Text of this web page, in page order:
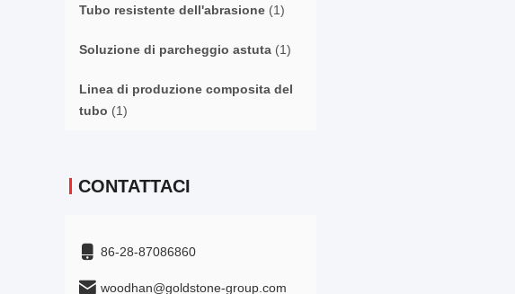
Tubo resistente dell'abrasione (1)
Soluzione di parcheggio astuta (1)
Linea di produzione composita del
tubo (1)
CONTATTACI
86-28-87086860
woodhan@goldstone-group.com